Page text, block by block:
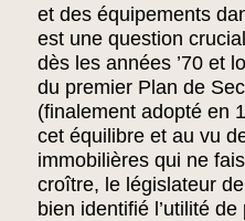
et des équipements
est une question
dès les années ’70 et
du premier Plan de
(finalement adopté en
cet équilibre et au vu
immobilières qui ne
croître, le législateur
bien identifié l’utilité